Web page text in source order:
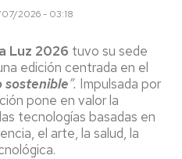
2026 - 03:18
Luz 2026 tuvo su sede
edición centrada en el
sostenible”. Impulsada por
pone en valor la
tecnologías basadas en
el arte, la salud, la